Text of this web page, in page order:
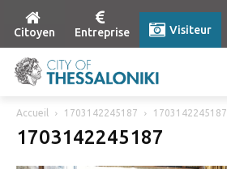
Citoyen Entreprise Visiteur
Accueil 1703142245187 1703142245187
1703142245187